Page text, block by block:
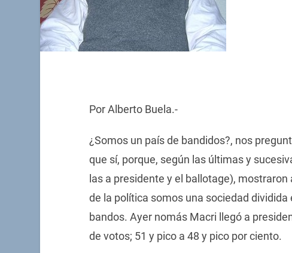
Por Alberto Buela.-
¿Somos un país de bandidos?, nos
que sí, porque, según las últimas y
las a presidente y el ballotage),
de la política somos una sociedad
bandos. Ayer nomás Macri llegó a
de votos; 51 y pico a 48 y pico por ciento.